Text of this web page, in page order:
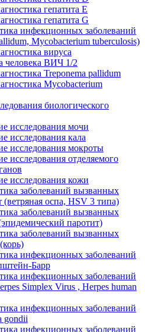
гепатита E
гепатита G
инфекционных заболеваний
Mycobacterium tuberculosis)
вируса
человека ВИЧ 1/2
Treponema pallidum
Mycobacterium
биологического
исследования мочи
исследования кала
исследования мокроты
исследования отделяемого
исследования кожи
заболеваний вызванных
(ветряная оспа, HSV 3 типа)
заболеваний вызванных
паротит)
заболеваний вызванных
инфекционных заболеваний
Барр
инфекционных заболеваний
Simplex Virus , Herpes human
инфекционных заболеваний
gondii
инфекционных заболеваний